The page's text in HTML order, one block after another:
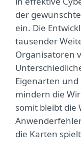
der
ein. Die
tausender
Organisatoren
Eigenarten und
mindern die
somit bleibt die
die Karten